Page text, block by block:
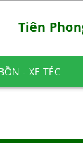
Tiên
- XE TÉC